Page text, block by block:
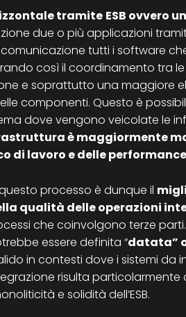
tramite ESB ovvero
due o più applicazioni
tutti i software
così il coordinamento tra
e soprattutto una maggiore
componenti. Questo è
dove vengono veicolate le
è maggiormente
di lavoro e delle
processo è dunque il
qualità delle operazioni
che coinvolgono terze parti.
essere definita “datata”
in contesti dove i sistemi da
risulta
e solidità dell’ESB.